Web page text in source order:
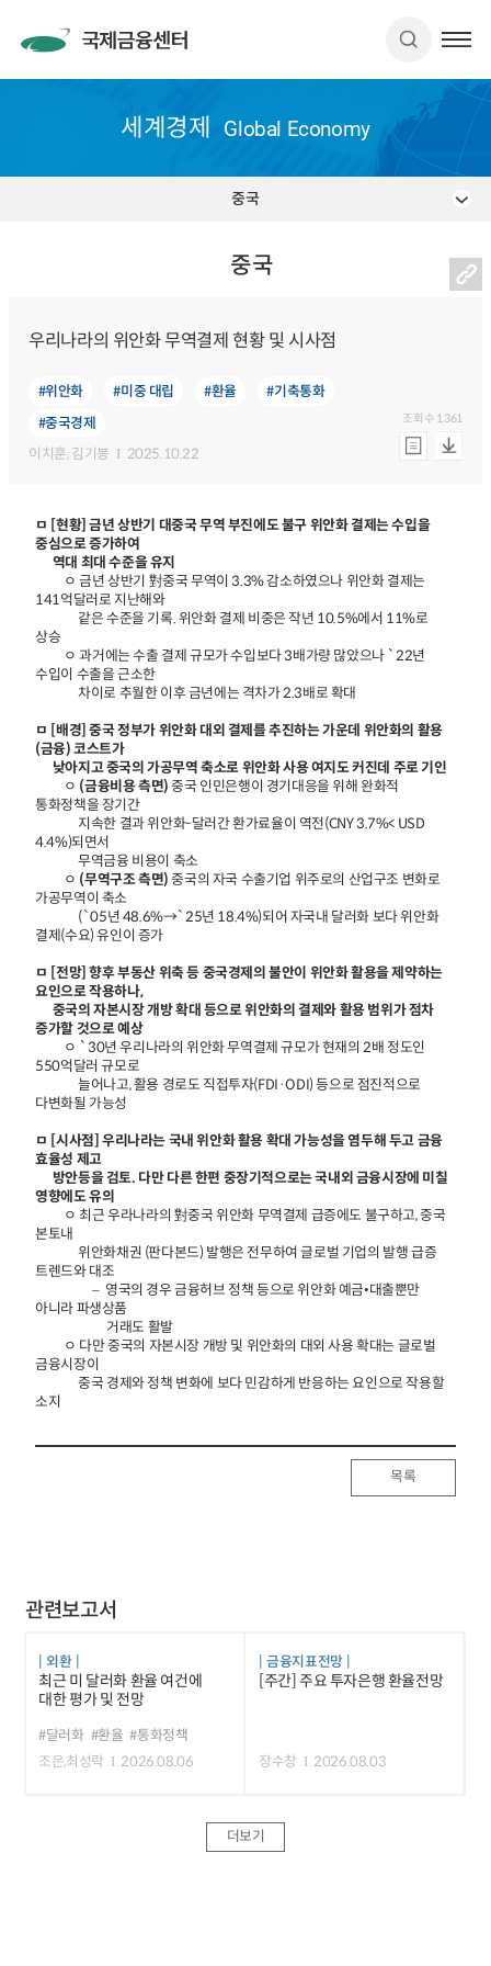
세계경제 Global Economy
중국
중국
우리나라의 위안화 무역결제 현황 및 시사점
#위안화 #미중 대립 #환율
#기축통화
#중국경제
이치훈, 김기봉 2025.10.22
조회수 1,361
ㅁ [현황] 금년 상반기 대중국 무역 부진에도 불구 위안화 결제는 수입을
중심으로 증가하여
역대 최대 수준을 유지
ㅇ 금년 상반기 對중국 무역이 3.3% 감소하였으나 위안화 결제는
141억달러로 지난해와
같은 수준을 기록. 위안화 결제 비중은 작년 10.5%에서 11%로
상승
ㅇ 과거에는 수출 결제 규모가 수입보다 3배가량 많았으나 `22년
수입이 수출을 근소한
차이로 추월한 이후 금년에는 격차가 2.3배로 확대
ㅁ [배경] 중국 정부가 위안화 대외 결제를 추진하는 가운데 위안화의 활용
(금융) 코스트가
낮아지고 중국의 가공무역 축소로 위안화 사용 여지도 커진데 주로 기인
ㅇ (금융비용 측면)중국 인민은행이 경기대응을 위해 완화적
통화정책을 장기간
지속한 결과 위안화-달러간 환가료율이 역전(CNY 3.7%< USD
4.4%)되면서
무역금융 비용이 축소
ㅇ (무역구조 측면)중국의 자국 수출기업 위주로의 산업구조 변화로
가공무역이 축소
(`05년 48.6%→`25년 18.4%)되어 자국내 달러화 보다 위안화
결제(수요) 유인이 증가
ㅁ [전망] 향후 부동산 위축 등 중국경제의 불안이 위안화 활용을 제약하는
요인으로 작용하나,
중국의 자본시장 개방 확대 등으로 위안화의 결제와 활용 범위가 점차
증가할 것으로 예상
ㅇ `30년 우리나라의 위안화 무역결제 규모가 현재의 2배 정도인
550억달러 규모로
늘어나고, 활용 경로도 직접투자(FDI·ODI) 등으로 점진적으로
다변화될 가능성
ㅁ [시사점] 우리나라는 국내 위안화 활용 확대 가능성을 염두해 두고 금융
효율성 제고
방안등을 검토. 다만 다른 한편 중장기적으로는 국내외 금융시장에 미칠
영향에도 유의
ㅇ 최근 우라나라의 對중국 위안화 무역결제 급증에도 불구하고, 중국
본토내
위안화채권 (판다본드) 발행은 전무하여 글로벌 기업의 발행 급증
트렌드와 대조
– 영국의 경우 금융허브 정책 등으로 위안화 예금•대출뿐만
아니라 파생상품
거래도 활발
ㅇ 다만 중국의 자본시장 개방 및 위안화의 대외 사용 확대는 글로벌
금융시장이
중국 경제와 정책 변화에 보다 민감하게 반응하는 요인으로 작용할
소지
목록
관련보고서
외환
최근 미 달러화 환율 여건에
대한 평가 및 전망
#달러화 #환율 #통화정책
조은,최성락
2026.08.06
금융지표전망
[주간] 주요 투자은행 환율전망
장수창 2026.08.03
더보기